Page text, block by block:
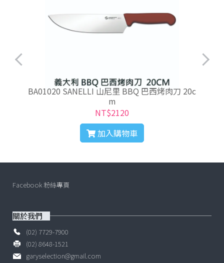
BA01020 SANELLI 山尼里 BBQ 巴西烤肉刀 20c
m
NT$2120
加入購物車
關於我們
(02) 7729-7900
(02) 8648-1521
garyselection@gmail.com
Facebook 粉絲專頁